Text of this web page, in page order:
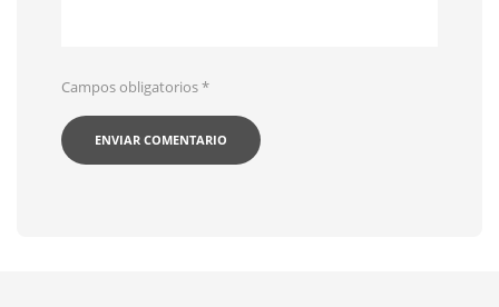
Campos obligatorios*